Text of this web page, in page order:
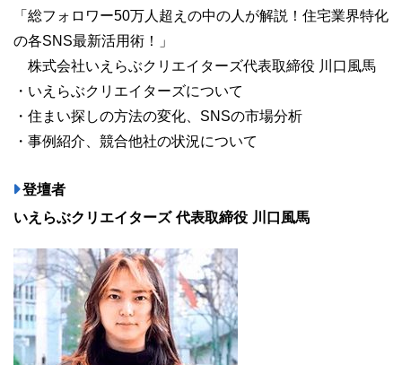
「総フォロワー50万人超えの中の人が解説！住宅業界特化
の各SNS最新活用術！」
株式会社いえらぶクリエイターズ代表取締役 川口風馬
・いえらぶクリエイターズについて
・住まい探しの方法の変化、SNSの市場分析
・事例紹介、競合他社の状況について
登壇者
いえらぶクリエイターズ 代表取締役 川口風馬